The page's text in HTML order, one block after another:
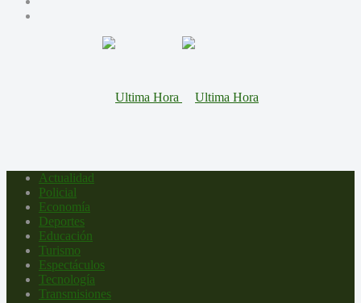
Actualidad
Policial
Economía
Deportes
Educación
Turismo
Espectáculos
Tecnología
Transmisiones